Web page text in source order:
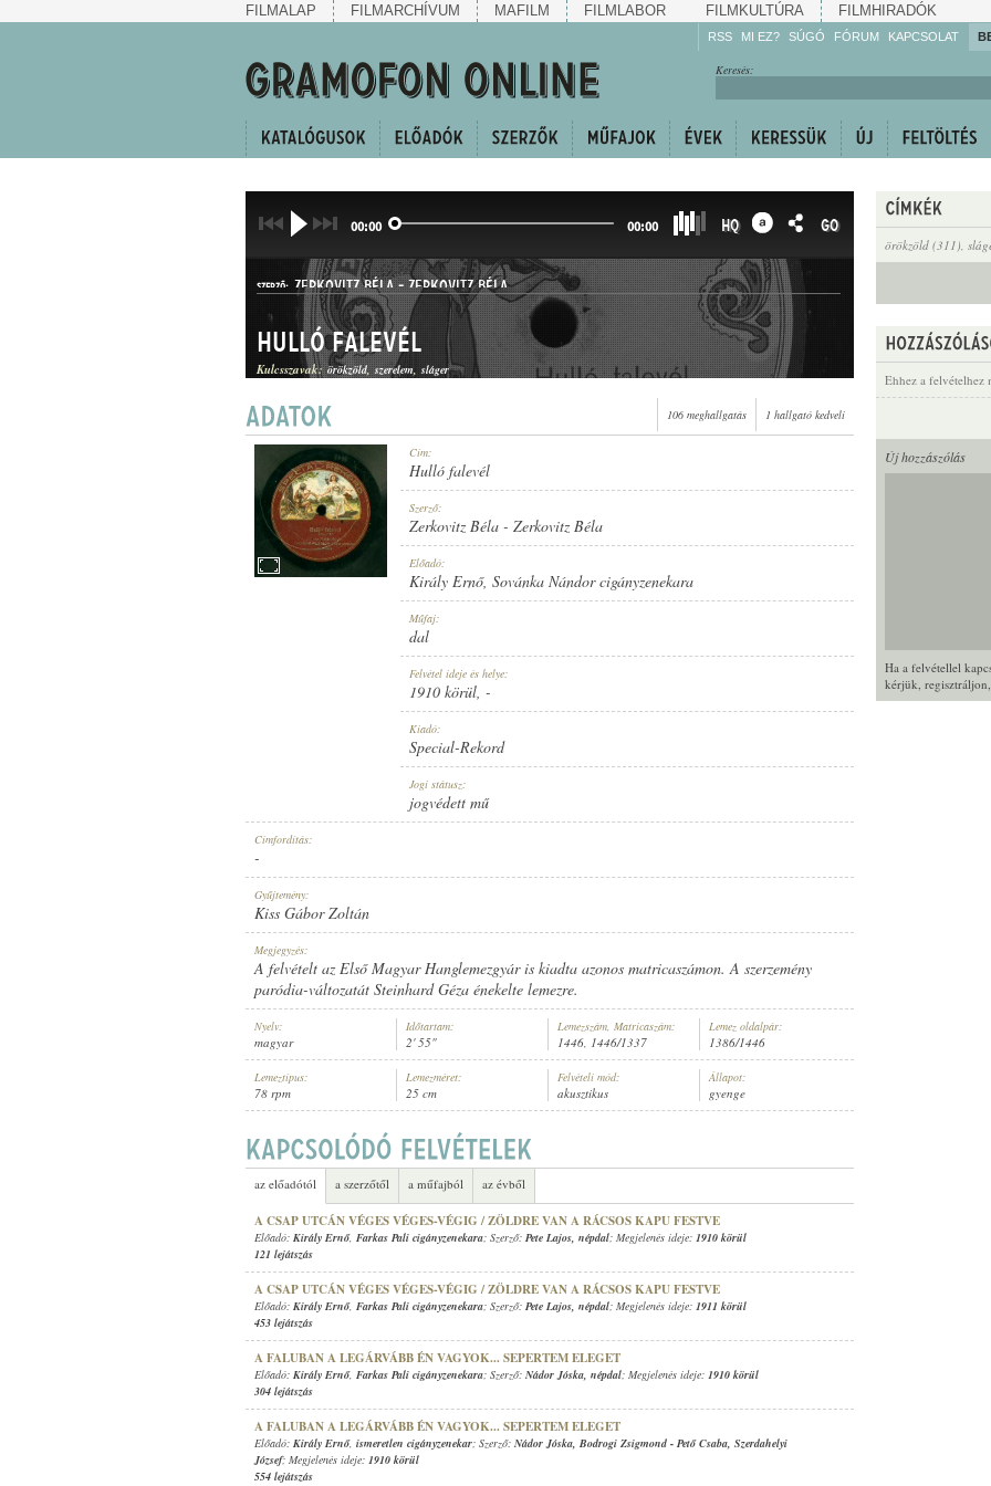
FILMALAP FILMARCHÍVUM MAFILM FILMLABOR FILMKULTÚRA FILMHIRADÓK
RSS MI EZ? SÚGÓ
Gyarapítsa!
FÓRUM KAPCSOLAT
Keresés:
örökzöld (311),
Ehhez a felvételhez
Új hozzászólás
Ha a felvétellel
kérjük, regisztráljon
00:00 00:00 HQ GO
ELŐADÓ: KIRÁLY ERNŐ,SOVÁNKA NÁNDOR CIGÁNYZENEKARA
SZERZŐ: ZERKOVITZ BÉLA-ZERKOVITZ BÉLA
DAL
LEMEZSZÁM:
Hulló falevél
Kulcsszavak: örökzöld szerelem sláger
106 meghallgatás 1 hallgató kedveli
Cím:
Hulló falevél
Szerző:
Zerkovitz Béla - Zerkovitz Béla
Előadó:
Király Ernő, Sovánka Nándor cigányzenekara
Műfaj:
dal
Felvétel ideje és helye:
1910 körül, -
Kiadó:
Special-Rekord
Jogi státusz:
jogvédett mű
Címfordítás:
-
Gyűjtemény:
Kiss Gábor Zoltán
Megjegyzés:
A felvételt az Első Magyar Hanglemezgyár is kiadta azonos matricaszámon. A szerzemény
paródia-változatát Steinhard Géza énekelte lemezre.
Nyelv:
magyar
Időtartam:
2' 55"
Lemezszám, Matricaszám:
1446, 1446/1337
Lemez oldalpár:
1386/1446
Lemeztípus:
78 rpm
Lemezméret:
25 cm
Felvételi mód:
akusztikus
Állapot:
gyenge
az előadótól a szerzőtől a műfajból az évből
A CSAP UTCÁN VÉGES VÉGES-VÉGIG / ZÖLDRE VAN A RÁCSOS KAPU FESTVE
Előadó: Király Ernő, Farkas Pali cigányzenekara; Szerző: Pete Lajos, népdal; Megjelenés ideje: 1910 körül
121 lejátszás
A CSAP UTCÁN VÉGES VÉGES-VÉGIG / ZÖLDRE VAN A RÁCSOS KAPU FESTVE
Előadó: Király Ernő, Farkas Pali cigányzenekara; Szerző: Pete Lajos, népdal; Megjelenés ideje: 1911 körül
453 lejátszás
A FALUBAN A LEGÁRVÁBB ÉN VAGYOK... SEPERTEM ELEGET
Előadó: Király Ernő, Farkas Pali cigányzenekara; Szerző: Nádor Jóska, népdal; Megjelenés ideje: 1910 körül
304 lejátszás
A FALUBAN A LEGÁRVÁBB ÉN VAGYOK... SEPERTEM ELEGET
Előadó: Király Ernő, ismeretlen cigányzenekar; Szerző: Nádor Jóska, Bodrogi Zsigmond - Pető Csaba, Szerdahelyi
József; Megjelenés ideje: 1910 körül
554 lejátszás